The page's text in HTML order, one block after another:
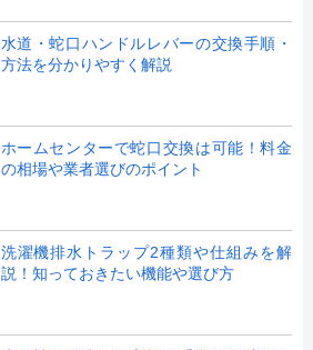
水道・蛇口ハンドルレバーの交換手順・
方法を分かりやすく解説
ホームセンターで蛇口交換は可能！料金
の相場や業者選びのポイント
洗濯機排水トラップ2種類や仕組みを解
説！知っておきたい機能や選び方